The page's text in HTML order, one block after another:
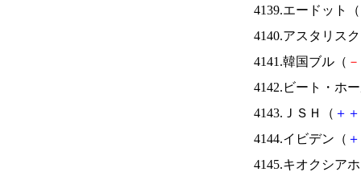
4139.エードット（
4140.アスタリス
4141.韓国ブル（ －
4142.ビート・ホ
4143.ＪＳＨ（ ＋ ＋
4144.イビデン（ ＋
4145.キオクシア